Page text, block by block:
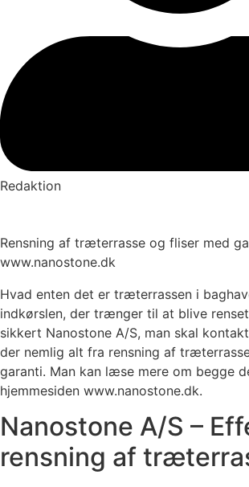
Redaktion
Rensning af træterrasse og fliser med
www.nanostone.dk
Hvad enten det er træterrassen i
indkørslen, der trænger til at blive
sikkert Nanostone A/S, man skal
der nemlig alt fra rensning af
garanti. Man kan læse mere om begge
hjemmesiden www.nanostone.dk.
Nanostone A/S –
rensning af